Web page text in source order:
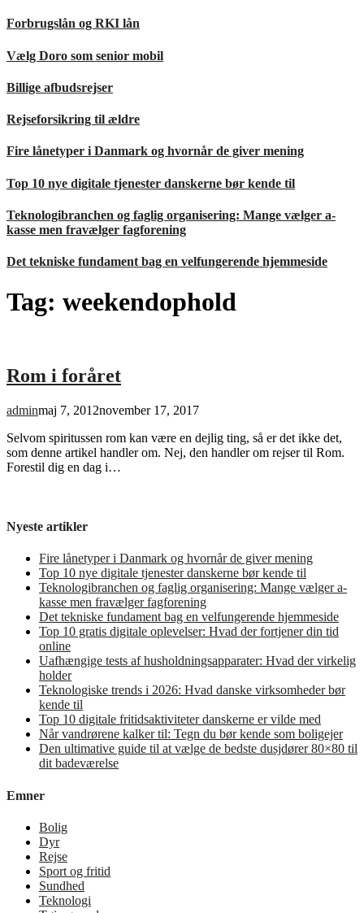
Forbrugslån og RKI lån
Vælg Doro som senior mobil
Billige afbudsrejser
Rejseforsikring til ældre
Fire lånetyper i Danmark og hvornår de giver mening
Top 10 nye digitale tjenester danskerne bør kende til
Teknologibranchen og faglig organisering: Mange vælger a-
kasse men fravælger fagforening
Det tekniske fundament bag en velfungerende hjemmeside
Tag: weekendophold
Rom i foråret
adminmaj 7, 2012november 17, 2017
Selvom spiritussen rom kan være en dejlig ting, så er det ikke det,
som denne artikel handler om. Nej, den handler om rejser til Rom.
Forestil dig en dag i…
Nyeste artikler
Fire lånetyper i Danmark og hvornår de giver mening
Top 10 nye digitale tjenester danskerne bør kende til
Teknologibranchen og faglig organisering: Mange vælger a-
kasse men fravælger fagforening
Det tekniske fundament bag en velfungerende hjemmeside
Top 10 gratis digitale oplevelser: Hvad der fortjener din tid
online
Uafhængige tests af husholdningsapparater: Hvad der virkelig
holder
Teknologiske trends i 2026: Hvad danske virksomheder bør
kende til
Top 10 digitale fritidsaktiviteter danskerne er vilde med
Når vandrørene kalker til: Tegn du bør kende som boligejer
Den ultimative guide til at vælge de bedste dusjdører 80×80 til
dit badeværelse
Emner
Bolig
Dyr
Rejse
Sport og fritid
Sundhed
Teknologi